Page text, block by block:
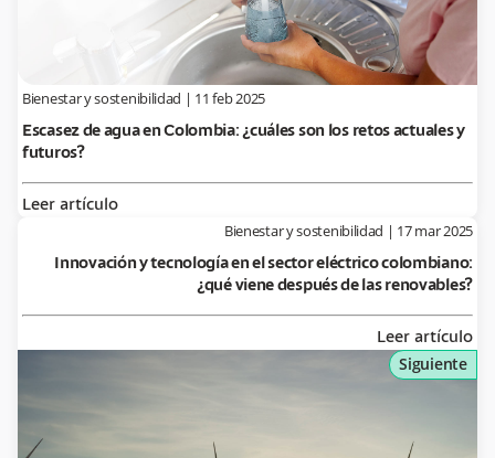
Bienestar y sostenibilidad | 11 feb 2025
Escasez de agua en Colombia: ¿cuáles son los retos actuales y
futuros?
Leer artículo
Siguiente
Bienestar y sostenibilidad | 17 mar 2025
Innovación y tecnología en el sector eléctrico colombiano:
¿qué viene después de las renovables?
Leer artículo